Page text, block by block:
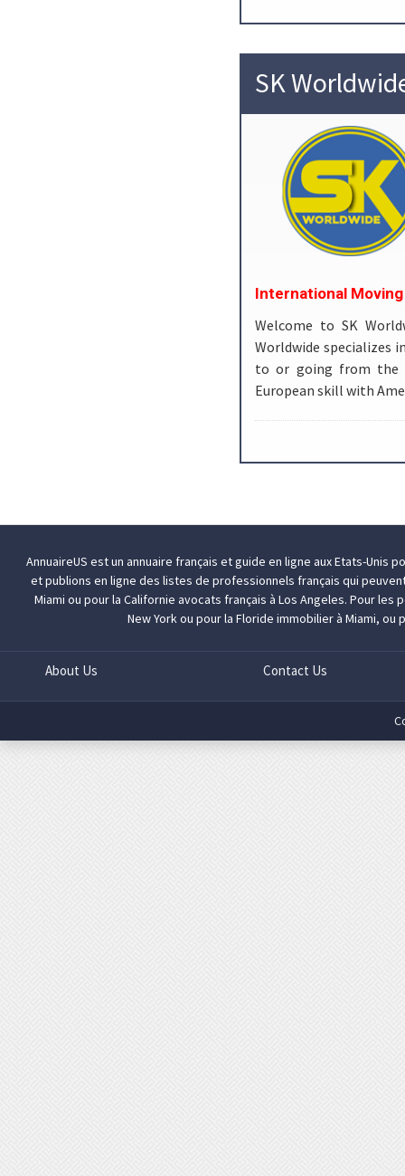
SK
International
Welcome to SK
Worldwide specializes
to or going from the
European skill with
AnnuaireUS est un annuaire français et guide en ligne aux Etats-Unis
et publions en ligne des listes de professionnels français qui
Miami ou pour la Californieavocats français à Los Angeles. Pour les
New Yorkou pour la Florideimmobilier à Miami, ou
About Us Contact Us